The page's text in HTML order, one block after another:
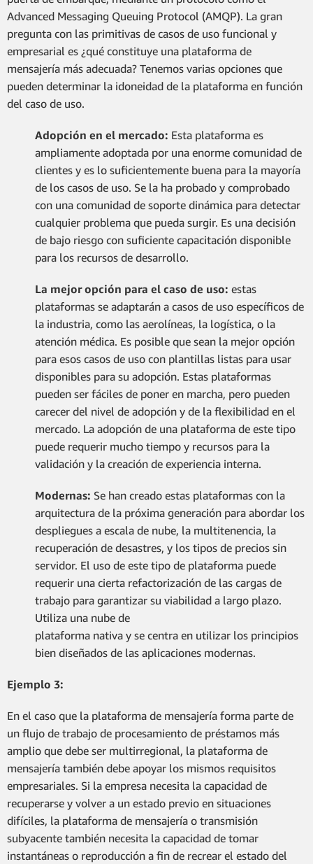
Advanced Messaging Queuing Protocol (AMQP). La gran
pregunta con las primitivas de casos de uso funcional y
empresarial es ¿qué constituye una plataforma de
mensajería más adecuada? Tenemos varias opciones que
pueden determinar la idoneidad de la plataforma en función
del caso de uso.
Adopción en el mercado: Esta plataforma es
ampliamente adoptada por una enorme comunidad de
clientes y es lo suficientemente buena para la mayoría
de los casos de uso. Se la ha probado y comprobado
con una comunidad de soporte dinámica para detectar
cualquier problema que pueda surgir. Es una decisión
de bajo riesgo con suficiente capacitación disponible
para los recursos de desarrollo.
La mejor opción para el caso de uso: estas
plataformas se adaptarán a casos de uso específicos de
la industria, como las aerolíneas, la logística, o la
atención médica. Es posible que sean la mejor opción
para esos casos de uso con plantillas listas para usar
disponibles para su adopción. Estas plataformas
pueden ser fáciles de poner en marcha, pero pueden
carecer del nivel de adopción y de la flexibilidad en el
mercado. La adopción de una plataforma de este tipo
puede requerir mucho tiempo y recursos para la
validación y la creación de experiencia interna.
Modernas: Se han creado estas plataformas con la
arquitectura de la próxima generación para abordar los
despliegues a escala de nube, la multitenencia, la
recuperación de desastres, y los tipos de precios sin
servidor. El uso de este tipo de plataforma puede
requerir una cierta refactorización de las cargas de
trabajo para garantizar su viabilidad a largo plazo.
Utiliza una nube de
plataforma nativa y se centra en utilizar los principios
bien diseñados de las aplicaciones modernas.
Ejemplo 3:
En el caso que la plataforma de mensajería forma parte de
un flujo de trabajo de procesamiento de préstamos más
amplio que debe ser multirregional, la plataforma de
mensajería también debe apoyar los mismos requisitos
empresariales. Si la empresa necesita la capacidad de
recuperarse y volver a un estado previo en situaciones
difíciles, la plataforma de mensajería o transmisión
subyacente también necesita la capacidad de tomar
instantáneas o reproducción a fin de recrear el estado del